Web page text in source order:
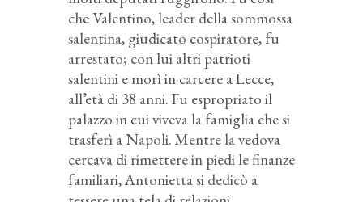
che Valentino, leader della sommossa
salentina, giudicato cospiratore, fu
arrestato; con lui altri patrioti
salentini e morì in carcere a Lecce,
all’età di 38 anni. Fu espropriato il
palazzo in cui viveva la famiglia che si
trasferì a Napoli. Mentre la vedova
cercava di rimettere in piedi le finanze
familiari, Antonietta si dedicò a